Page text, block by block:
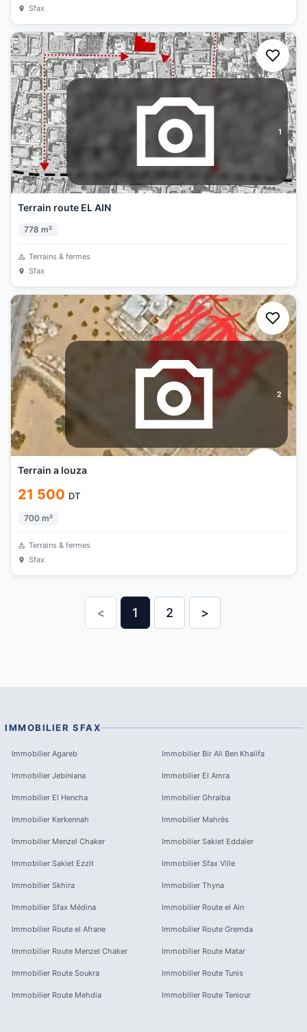
Sfax
1
Terrain route EL AIN
778 m²
Terrains & fermes
Sfax
2
Terrain a louza
21 500 DT
700 m²
Terrains & fermes
Sfax
< 1 2 >
IMMOBILIER SFAX
Immobilier Agareb Immobilier Bir Ali Ben Khalifa
Immobilier Jebiniana Immobilier El Amra
Immobilier El Hencha Immobilier Ghraiba
Immobilier Kerkennah Immobilier Mahrès
Immobilier Menzel Chaker Immobilier Sakiet Eddaïer
Immobilier Sakiet Ezzit Immobilier Sfax Ville
Immobilier Skhira Immobilier Thyna
Immobilier Sfax Médina Immobilier Route el Ain
Immobilier Route el Afrane Immobilier Route Gremda
Immobilier Route Menzel Chaker Immobilier Route Matar
Immobilier Route Soukra Immobilier Route Tunis
Immobilier Route Mehdia Immobilier Route Teniour